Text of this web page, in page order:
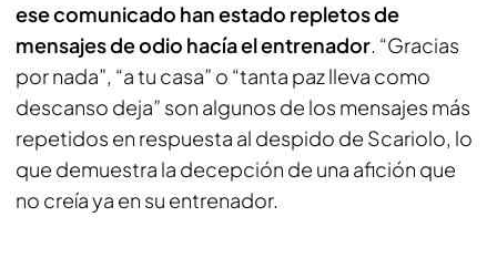
ese comunicado han estado repletos de
mensajes de odio hacía el entrenador. “Gracias
por nada”, “a tu casa” o “tanta paz lleva como
descanso deja” son algunos de los mensajes más
repetidos en respuesta al despido de Scariolo, lo
que demuestra la decepción de una afición que
no creía ya en su entrenador.